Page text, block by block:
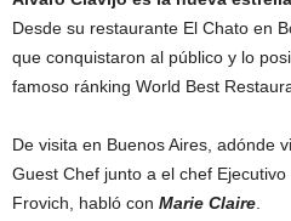
Desde su restaurante El Chato en
que conquistaron al público y lo
famoso ránking World Best
De visita en Buenos Aires, adónde
Guest Chef junto a el chef
Frovich, habló con Marie Claire